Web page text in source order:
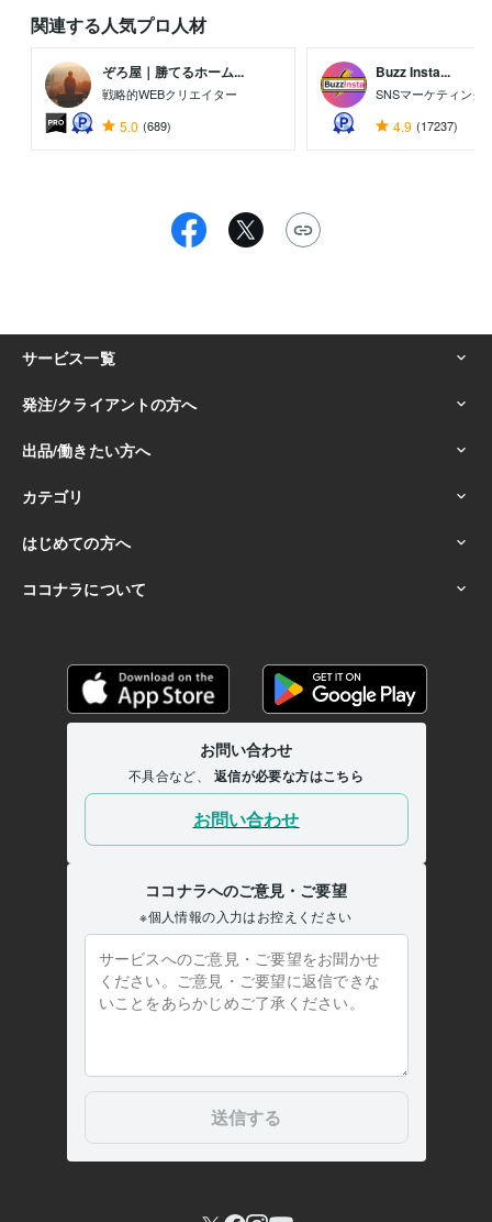
関連する人気プロ人材
ぞろ屋｜勝てるホーム...
戦略的WEBクリエイター
5.0 (689)
Buzz Insta...
SNSマーケティング
4.9 (17237)